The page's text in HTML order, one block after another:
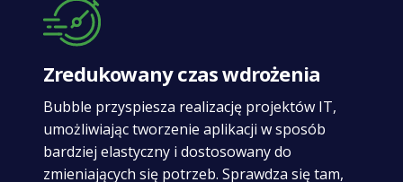
Zredukowany czas wdrożenia
Bubble przyspiesza realizację projektów IT,
umożliwiając tworzenie aplikacji w sposób
bardziej elastyczny i dostosowany do
zmieniających się potrzeb. Sprawdza się tam,